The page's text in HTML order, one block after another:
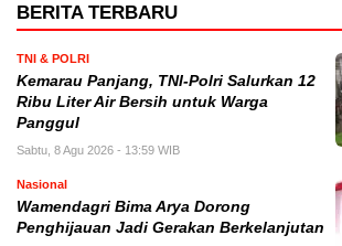
BERITA TERBARU
TNI & POLRI
Kemarau Panjang, TNI-Polri Salurkan 12
Ribu Liter Air Bersih untuk Warga
Panggul
Sabtu, 8 Agu 2026 - 13:59 WIB
Nasional
Wamendagri Bima Arya Dorong
Penghijauan Jadi Gerakan Berkelanjutan